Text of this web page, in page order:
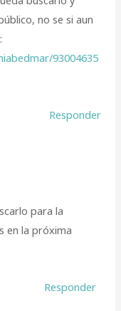
no se si aun
93004635
Responder
para la
en la próxima
Responder